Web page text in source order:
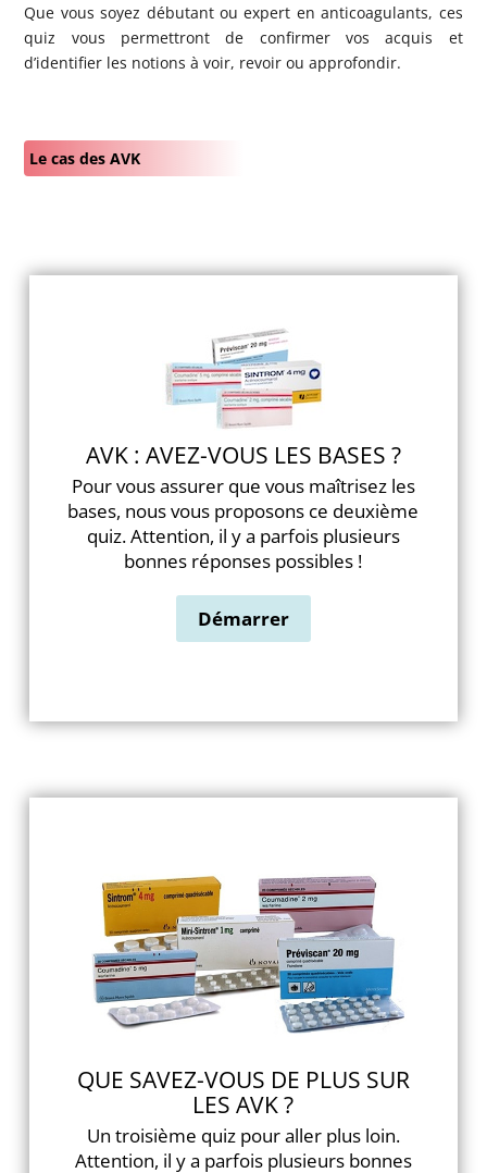
Que vous soyez débutant ou expert en anticoagulants, ces
quiz vous permettront de confirmer vos acquis et
d’identifier les notions à voir, revoir ou approfondir.
Le cas des AVK
AVK : AVEZ-VOUS LES BASES ?
Pour vous assurer que vous maîtrisez les
bases, nous vous proposons ce deuxième
quiz. Attention, il y a parfois plusieurs
bonnes réponses possibles !
QUE SAVEZ-VOUS DE PLUS SUR
LES AVK ?
Un troisième quiz pour aller plus loin.
Attention, il y a parfois plusieurs bonnes